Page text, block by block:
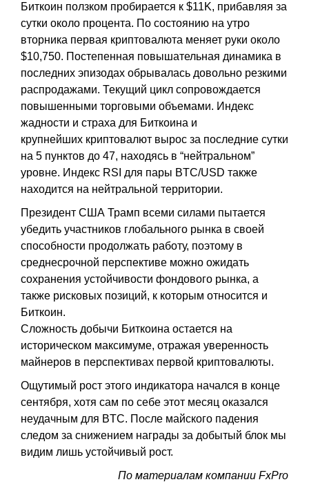
Биткоин ползком пробирается к $11K, прибавляя за
сутки около процента. По состоянию на утро
вторника первая криптовалюта меняет руки около
$10,750. Постепенная повышательная динамика в
последних эпизодах обрывалась довольно резкими
распродажами. Текущий цикл сопровождается
повышенными торговыми объемами. Индекс
жадности и страха для Биткоина и
крупнейших криптовалют вырос за последние сутки
на 5 пунктов до 47, находясь в “нейтральном”
уровне. Индекс RSI для пары BTC/USD также
находится на нейтральной территории.
Президент США Трамп всеми силами пытается
убедить участников глобального рынка в своей
способности продолжать работу, поэтому в
среднесрочной перспективе можно ожидать
сохранения устойчивости фондового рынка, а
также рисковых позиций, к которым относится и
Биткоин.
Сложность добычи Биткоина остается на
историческом максимуме, отражая уверенность
майнеров в перспективах первой криптовалюты.
Ощутимый рост этого индикатора начался в конце
сентября, хотя сам по себе этот месяц оказался
неудачным для BTC. После майского падения
следом за снижением награды за добытый блок мы
видим лишь устойчивый рост.
По материалам компании FxPro